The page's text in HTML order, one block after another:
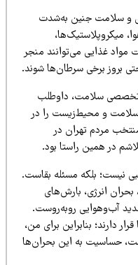
جنین به‌شدت
غذایی می‌توانند منجر
برخی سرطان‌ها شوند.
سلامت، داوطلب
و محیط‌زیست را در
تهران در
همین راستا بود.
بلکه مسئله بقاست.
انرژی، بارش‌های
روبه‌روست.
بنابراین برای من،
به این بحران‌ها